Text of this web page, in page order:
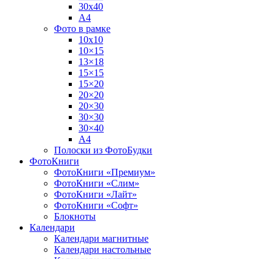
30х40
А4
Фото в рамке
10х10
10×15
13×18
15×15
15×20
20×20
20×30
30×30
30×40
A4
Полоски из ФотоБудки
ФотоКниги
ФотоКниги «Премиум»
ФотоКниги «Слим»
ФотоКниги «Лайт»
ФотоКниги «Софт»
Блокноты
Календари
Календари магнитные
Календари настольные